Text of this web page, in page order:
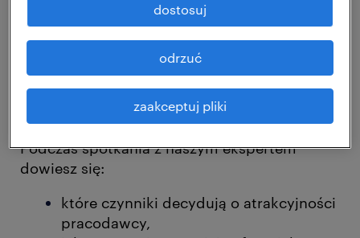
dowiedz się, jakie
oczekiwania i potrzeby
pracownicyw 2023 roku.
Podczas spotkania z naszym ekspertem
dowiesz się:
które czynniki decydują o atrakcyjności
pracodawcy,
zaakceptuj pliki
odrzuć
dostosuj